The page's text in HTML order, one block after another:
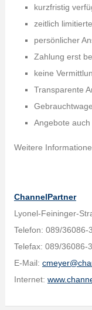
kurzfristig
zeitlich
persönlicher
Zahlung erst
keine
Transparente
Angebote
Weitere
ChannelPartner
Lyonel-Feininger-
Telefon: 089/36086-
Telefax: 089/36086-
E-Mail:
Internet: